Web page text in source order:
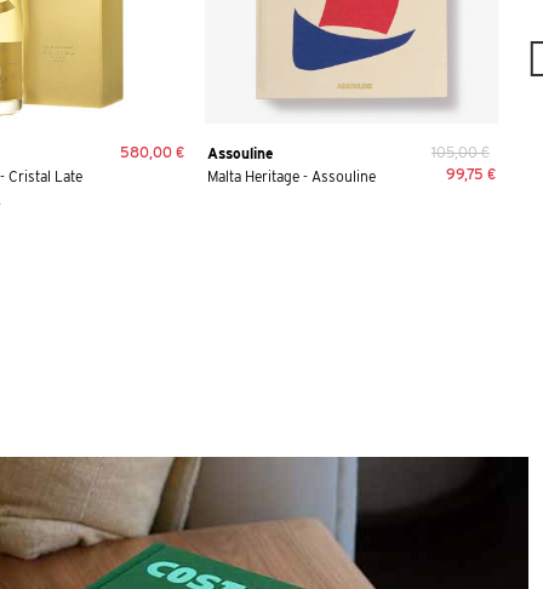
Cristal Late
580,00 €
Assouline
Malta Heritage - Assouline
105,00 €
99,75 €